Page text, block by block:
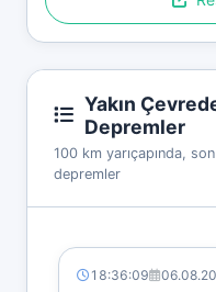
Yakın
Depremler
100 km yarıçapında,
depremler
18:36:09